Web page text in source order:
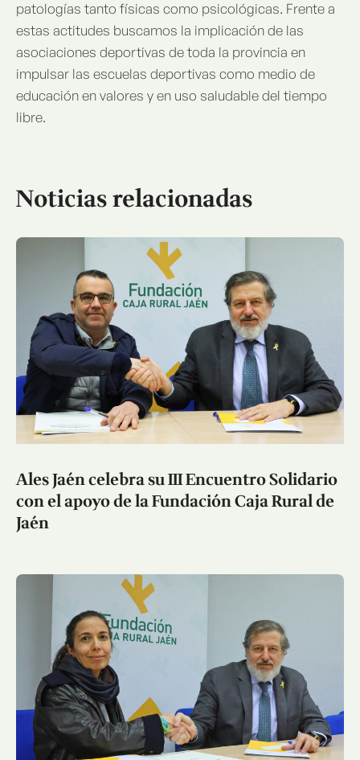
patologías tanto físicas como psicológicas. Frente a
estas actitudes buscamos la implicación de las
asociaciones deportivas de toda la provincia en
impulsar las escuelas deportivas como medio de
educación en valores y en uso saludable del tiempo
libre.
Noticias relacionadas
Ales Jaén celebra su III Encuentro Solidario
con el apoyo de la Fundación Caja Rural de
Jaén